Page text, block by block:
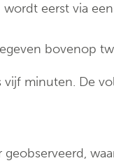
eerst via
bovenop
minuten. De